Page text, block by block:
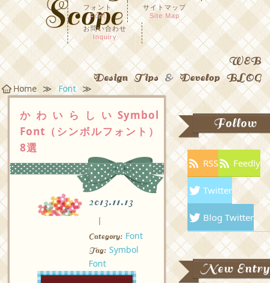
フォント
Font
サイトマップ
Site Map
お問い合わせ
Inquiry
WEB
Design Tips & Develop BLOG
Home ≫ Font ≫
かわいらしいSymbol
Font（シンボルフォント）
8選
2013.11.13
Category: Font
Tag: Symbol
Font
Follow
RSS Feedly
Twitter
Blog Twitter
New Entry